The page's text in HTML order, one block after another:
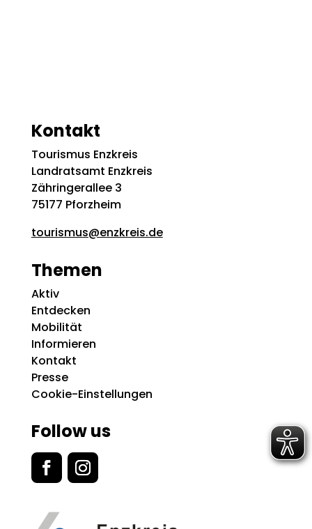
Kontakt
Tourismus Enzkreis
Landratsamt Enzkreis
Zähringerallee 3
75177 Pforzheim
tourismus@enzkreis.de
Themen
Aktiv
Entdecken
Mobilität
Informieren
Kontakt
Presse
Cookie-Einstellungen
Follow us